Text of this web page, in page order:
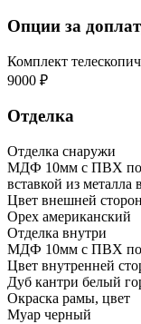
Опции за
Комплект
9000 ₽
Отделка
Отделка снаружи
МДФ 10мм с ПВХ
вставкой из металла
Цвет внешней
Орех американский
Отделка внутри
МДФ 10мм с ПВХ
Цвет внутренней
Дуб кантри белый
Окраска рамы, цвет
Муар черный